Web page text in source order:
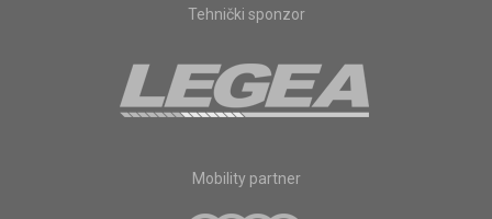
Tehnički sponzor
Mobility partner